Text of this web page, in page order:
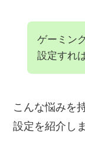
ゲーミン
設定すれ
こんな悩みを
設定を紹介し